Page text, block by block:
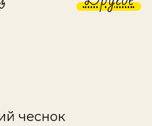
чеснок